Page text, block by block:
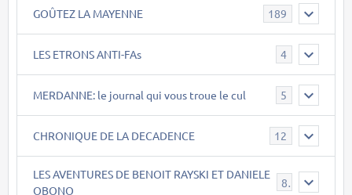
GOÛTEZ LA MAYENNE 189
LES ETRONS ANTI-FAs 4
MERDANNE: le journal qui vous troue le cul 5
CHRONIQUE DE LA DECADENCE 12
LES AVENTURES DE BENOIT RAYSKI ET DANIELE
OBONO